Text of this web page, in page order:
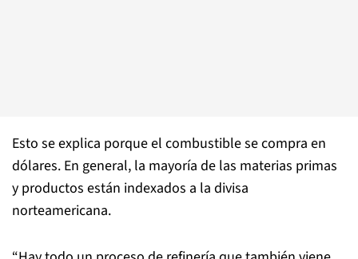
Esto se explica porque el combustible se compra en
dólares. En general, la mayoría de las materias primas
y productos están indexados a la divisa
norteamericana.